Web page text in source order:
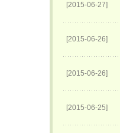
[2015-06-27]
[2015-06-26]
[2015-06-26]
[2015-06-25]